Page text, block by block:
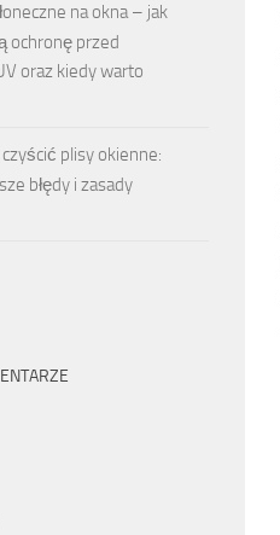
na okna – jak
ochronę przed
oraz kiedy warto
plisy okienne:
błędy i zasady